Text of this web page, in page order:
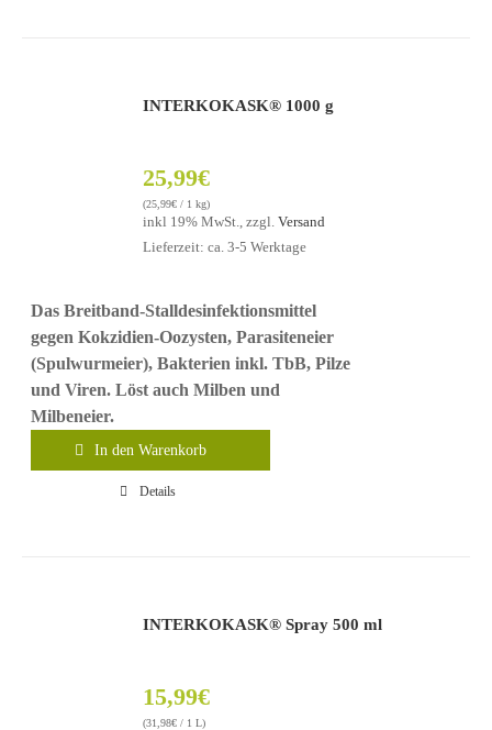
INTERKOKASK® 1000 g
25,99€
(25,99€ / 1 kg)
inkl 19% MwSt., zzgl.Versand
Lieferzeit: ca. 3-5 Werktage
Das Breitband-Stalldesinfektionsmittel
gegen Kokzidien-Oozysten, Parasiteneier
(Spulwurmeier), Bakterien inkl. TbB, Pilze
und Viren. Löst auch Milben und
Milbeneier.
In den Warenkorb
Details
INTERKOKASK® Spray 500 ml
15,99€
(31,98€ / 1 L)